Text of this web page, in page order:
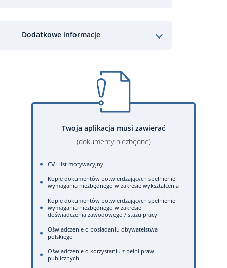
Dodatkowe informacje
Twoja aplikacja musi zawierać
(dokumenty niezbędne)
CV i list motywacyjny
Kopie dokumentów potwierdzających spełnienie
wymagania niezbędnego w zakresie wykształcenia
Kopie dokumentów potwierdzających spełnienie
wymagania niezbędnego w zakresie
doświadczenia zawodowego / stażu pracy
Oświadczenie o posiadaniu obywatelstwa
polskiego
Oświadczenie o korzystaniu z pełni praw
publicznych